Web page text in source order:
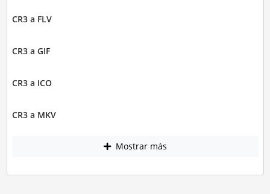
CR3 a FLV
CR3 a GIF
CR3 a ICO
CR3 a MKV
Mostrar más